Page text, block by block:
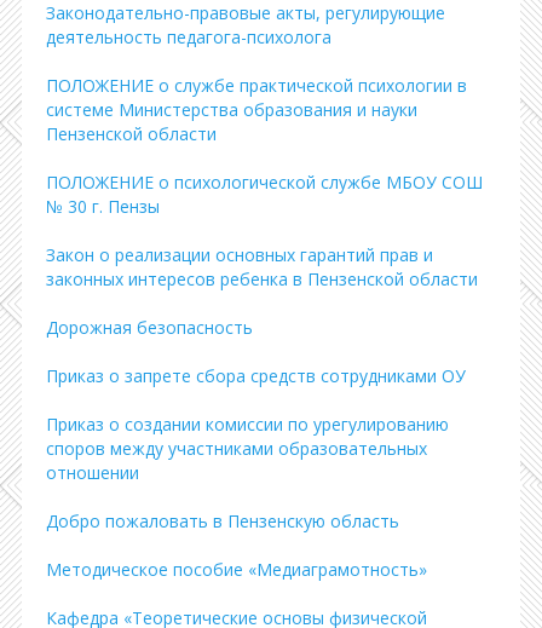
Законодательно-правовые акты, регулирующие
деятельность педагога-психолога
ПОЛОЖЕНИЕ о службе практической психологии в
системе Министерства образования и науки
Пензенской области
ПОЛОЖЕНИЕ о психологической службе МБОУ СОШ
№ 30 г. Пензы
Закон о реализации основных гарантий прав и
законных интересов ребенка в Пензенской области
Дорожная безопасность
Приказ о запрете сбора средств сотрудниками ОУ
Приказ о создании комиссии по урегулированию
споров между участниками образовательных
отношении
Добро пожаловать в Пензенскую область
Методическое пособие «Медиаграмотность»
Кафедра «Теоретические основы физической